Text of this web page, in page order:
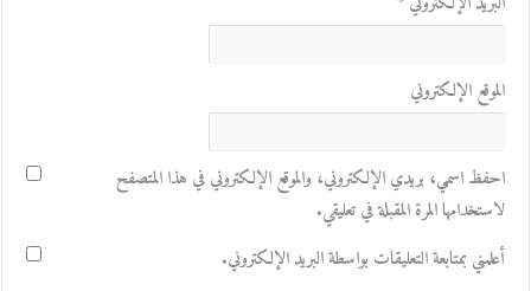
الموقع الإلكتروني
احفظ اسمي، بريدي الإلكتروني، والموقع الإلكتروني في هذا المتصفح
لاستخدامها المرة المقبلة في تعليقي.
أعلمني بمتابعة التعليقات بواسطة البريد الإلكتروني.